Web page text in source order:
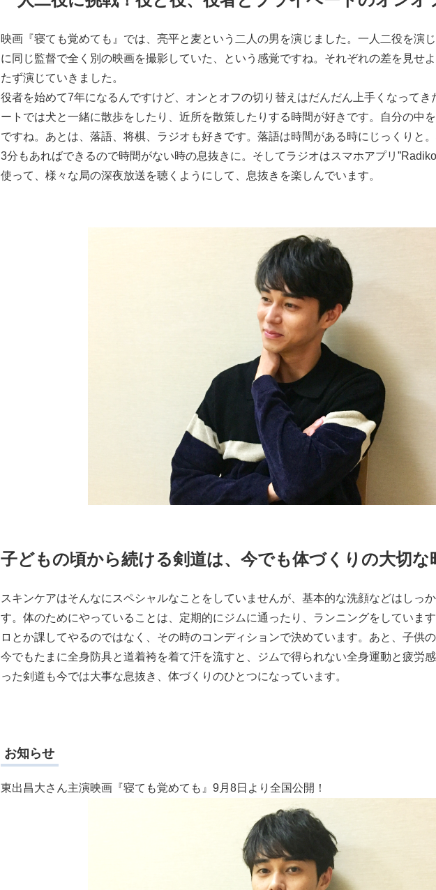
映画『寝ても覚めても』では、亮平と麦という二人の男を演じました。一人二役を演
に同じ監督で全く別の映画を撮影していた、という感覚ですね。それぞれの差を見せ
たず演じていきました。
役者を始めて7年になるんですけど、オンとオフの切り替えはだんだん上手くなってき
ートでは犬と一緒に散歩をしたり、近所を散策したりする時間が好きです。自分の中
ですね。あとは、落語、将棋、ラジオも好きです。落語は時間がある時にじっくりと
3分もあればできるので時間がない時の息抜きに。そしてラジオはスマホアプリ
使って、様々な局の深夜放送を聴くようにして、息抜きを楽しんでいます。
子どもの頃から続ける剣道は、今でも体づくりの大切な
スキンケアはそんなにスペシャルなことをしていませんが、基本的な洗顔などはしっ
す。体のためにやっていることは、定期的にジムに通ったり、ランニングをしていま
ロとか課してやるのではなく、その時のコンディションで決めています。あと、子供
今でもたまに全身防具と道着袴を着て汗を流すと、ジムで得られない全身運動と疲労
った剣道も今では大事な息抜き、体づくりのひとつになっています。
お知らせ
東出昌大さん主演映画『寝ても覚めても』9月8日より全国公開！